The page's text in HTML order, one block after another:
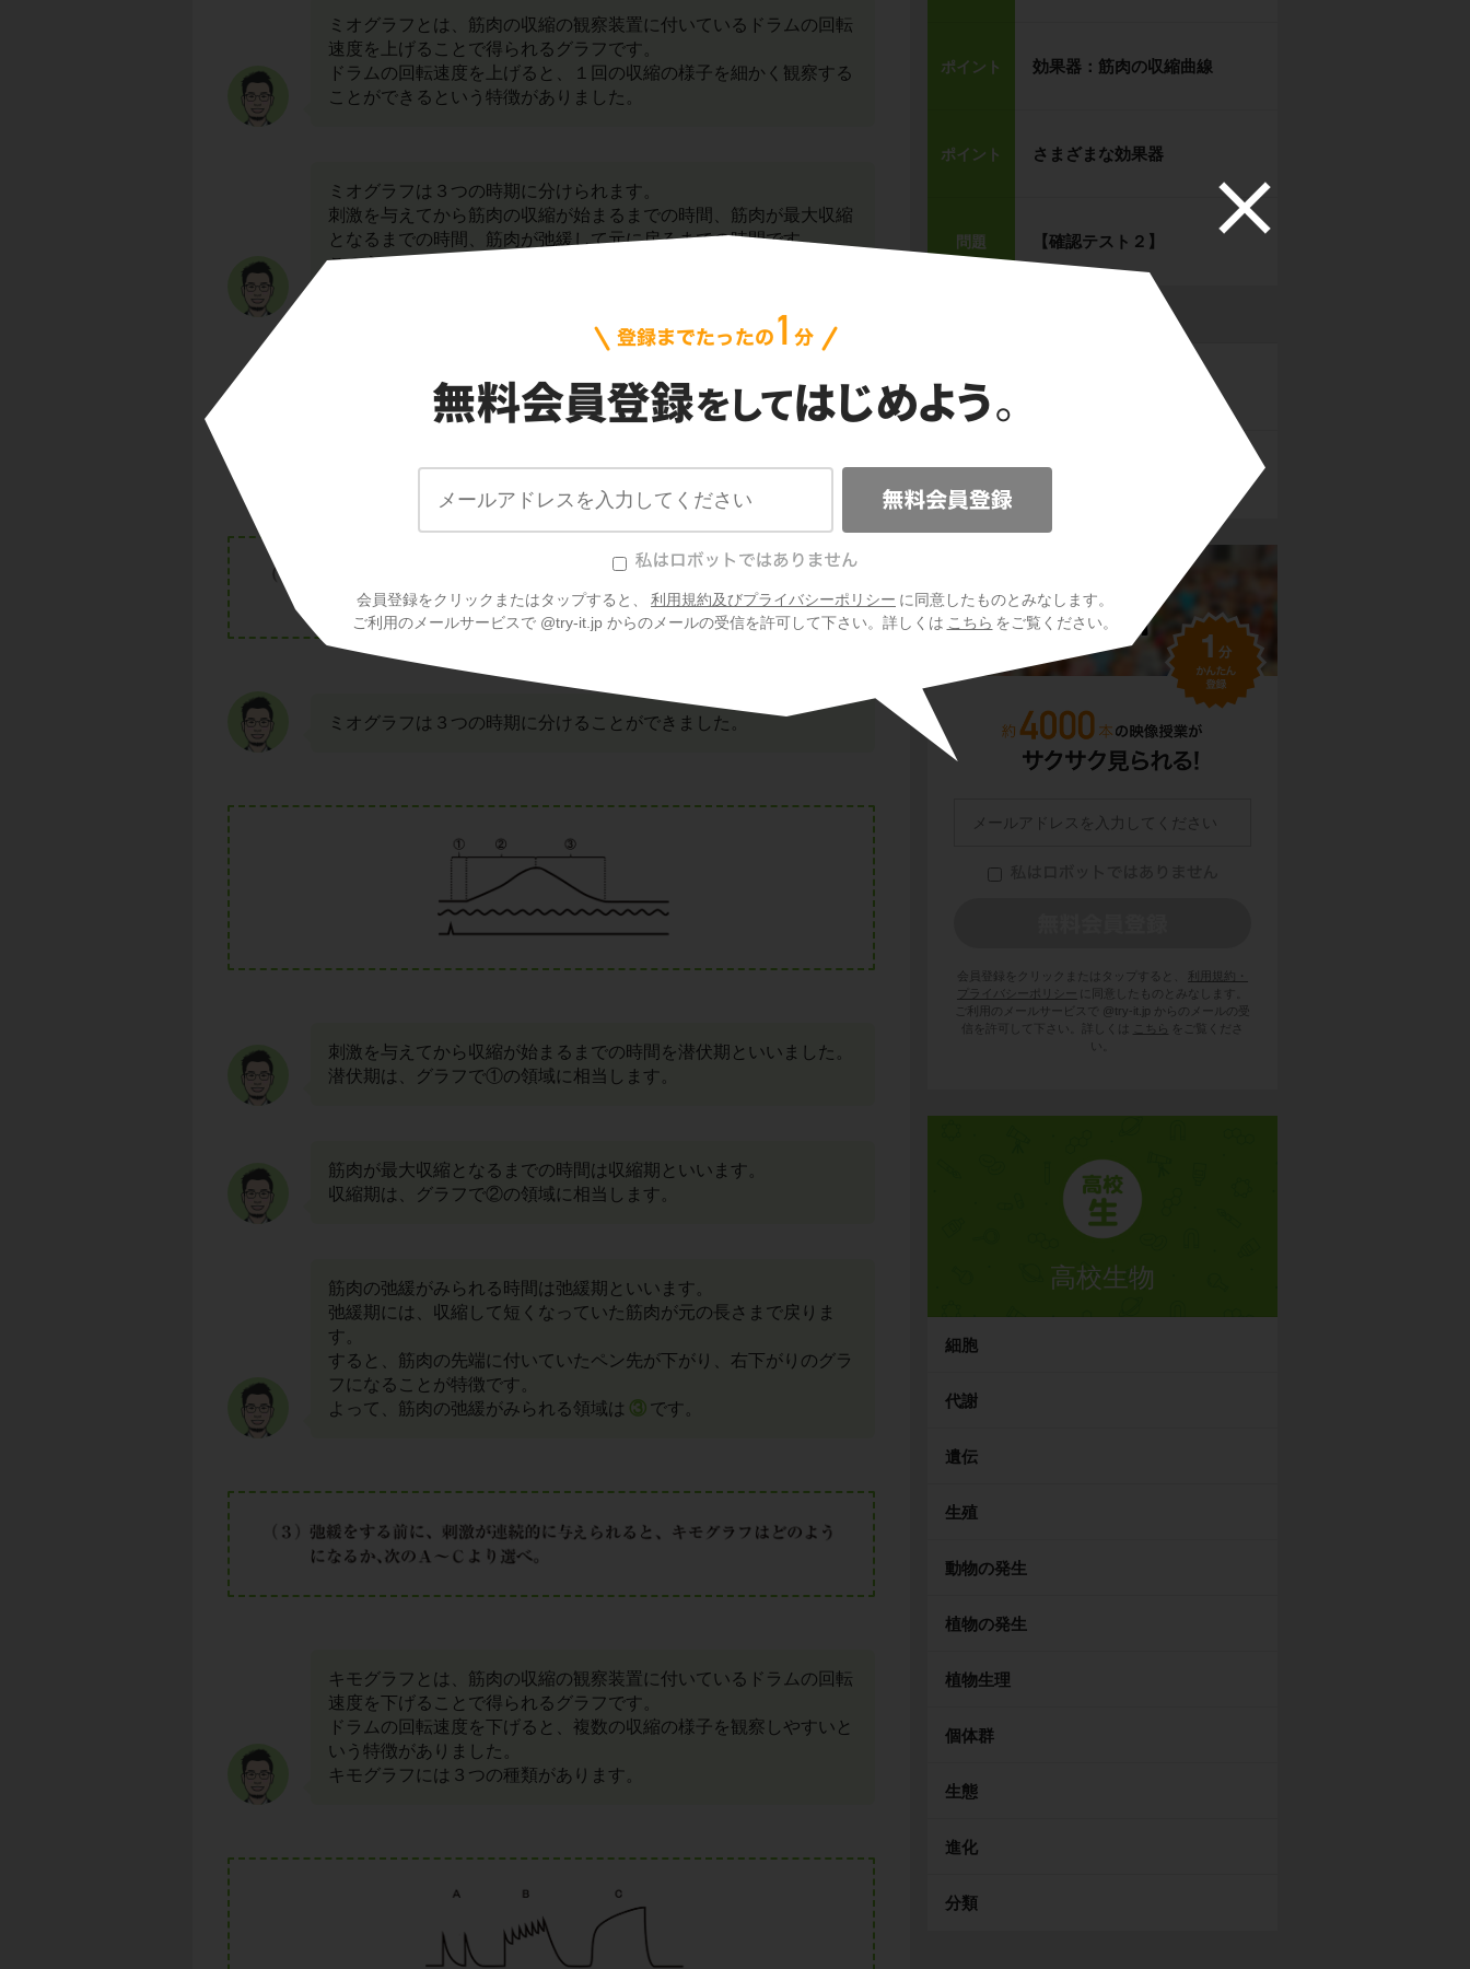
会員登録をクリックまたはタップすると、 利用規約及びプライバシーポリシー に同意したものとみなします。
ご利用のメールサービスで @try-it.jp からのメールの受信を許可して下さい。詳しくは こちら をご覧ください。
ミオグラフとは、筋肉の収縮の観察装置に付いているドラムの回転
速度を上げることで得られるグラフです。
ドラムの回転速度を上げると、１回の収縮の様子を細かく観察する
ことができるという特徴がありました。
ミオグラフは３つの時期に分けられます。
刺激を与えてから筋肉の収縮が始まるまでの時間、筋肉が最大収縮
となるまでの時間、筋肉が弛緩して元に戻るまでの時間です。
このうち、刺激を与えてから収縮が始まるまでの期間を
筋肉は、刺激を受けた直後に収縮が起きるのではありません。
神経から筋肉まで刺激が伝わるまでには、伝導と伝達というプロセ
スがありました。
ミオグラフは３つの時期に分けることができました。
刺激を与えてから収縮が始まるまでの時間を潜伏期といいました。
潜伏期は、グラフで①の領域に相当します。
筋肉が最大収縮となるまでの時間は収縮期といいます。
収縮期は、グラフで②の領域に相当します。
筋肉の弛緩がみられる時間は弛緩期といいます。
弛緩期には、収縮して短くなっていた筋肉が元の長さまで戻りま
す。
すると、筋肉の先端に付いていたペン先が下がり、右下がりのグラ
フになることが特徴です。
よって、筋肉の弛緩がみられる領域は ③ です。
キモグラフとは、筋肉の収縮の観察装置に付いているドラムの回転
速度を下げることで得られるグラフです。
ドラムの回転速度を下げると、複数の収縮の様子を観察しやすいと
いう特徴がありました。
キモグラフには３つの種類があります。
ポイント 効果器：筋肉の収縮曲線
ポイント さまざまな効果器
問題 【確認テスト２】
動物の行動
会員登録をクリックまたはタップすると、
利用規約・
プライバシーポリシー
に同意したものとみなします。
ご利用のメールサービスで @try-it.jp からのメールの受
信を許可して下さい。詳しくは
こちら
をご覧くださ
い。
高校生物
細胞
代謝
遺伝
生殖
動物の発生
植物の発生
植物生理
個体群
生態
進化
分類